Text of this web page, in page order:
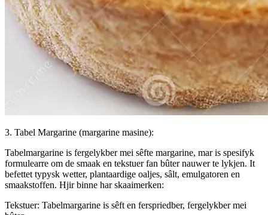
3. Tabel Margarine (margarine masine):
Tabelmargarine is fergelykber mei sêfte margarine, mar is spesifyk
formulearre om de smaak en tekstuer fan bûter nauwer te lykjen. It
befettet typysk wetter, plantaardige oaljes, sâlt, emulgatoren en
smaakstoffen. Hjir binne har skaaimerken:
Tekstuer: Tabelmargarine is sêft en ferspriedber, fergelykber mei